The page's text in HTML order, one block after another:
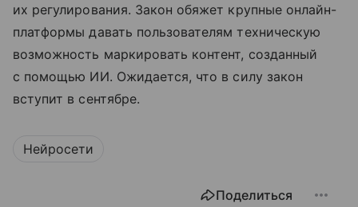
их регулирования. Закон обяжет крупные онлайн-
платформы давать пользователям техническую
возможность маркировать контент, созданный
с помощью ИИ. Ожидается, что в силу закон
вступит в сентябре.
Нейросети
Поделиться